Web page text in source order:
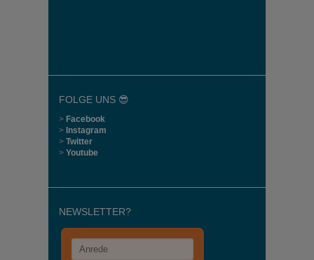
FOLGE UNS 😎
> Facebook
> Instagram
> Twitter
> Youtube
NEWSLETTER?